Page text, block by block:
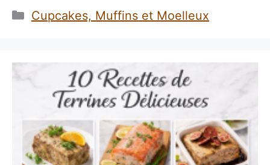
Catégories
Cupcakes, Muffins et Moelleux